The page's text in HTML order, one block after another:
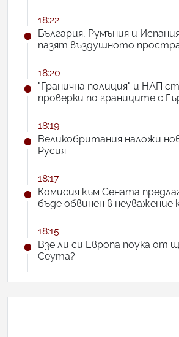
18:22
България, Румъния и
пазят въздушното
18:20
"Гранична полиция" и НАП
проверки по границите с
18:19
Великобритания наложи
Русия
18:17
Комисия към Сената
бъде обвинен в неуважение
18:15
Взе ли си Европа поука от
Сеута?